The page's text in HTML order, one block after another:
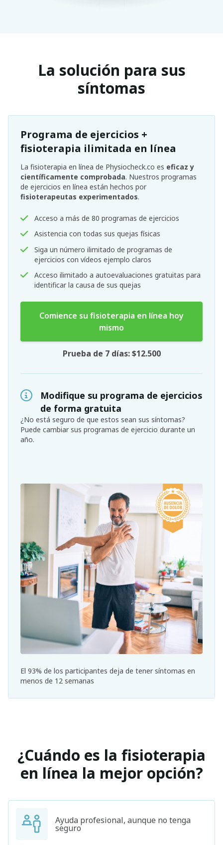
La solución para sus
síntomas
Programa de ejercicios +
fisioterapia ilimitada en línea
La fisioterapia en línea de Physiocheck.co es eficaz y
científicamente comprobada. Nuestros programas
de ejercicios en línea están hechos por
fisioterapeutas experimentados.
Acceso a más de 80 programas de ejercicios
Asistencia con todas sus quejas físicas
Siga un número ilimitado de programas de
ejercicios con vídeos ejemplo claros
Acceso ilimitado a autoevaluaciones gratuitas para
identificar la causa de sus quejas
Comience su fisioterapia en línea hoy
mismo
Prueba de 7 días: $12.500
El 93% de los participantes deja de tener síntomas en
menos de 12 semanas
Modifique su programa de ejercicios
de forma gratuita
¿No está seguro de que estos sean sus síntomas?
Puede cambiar sus programas de ejercicio durante un
año.
¿Cuándo es la fisioterapia
en línea la mejor opción?
Ayuda profesional, aunque no tenga
seguro